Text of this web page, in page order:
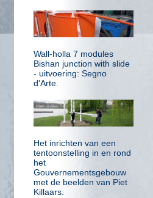
Wall-holla 7 modules
Bishan junction with slide
- uitvoering: Segno
d'Arte.
Het inrichten van een
tentoonstelling in en rond
het
Gouvernementsgebouw
met de beelden van Piet
Killaars.